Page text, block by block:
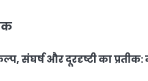
संघर्ष और दूरदृष्टी का